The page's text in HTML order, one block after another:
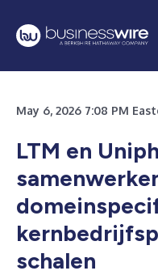
May 6, 2026 7:08 PM
LTM en
schalen